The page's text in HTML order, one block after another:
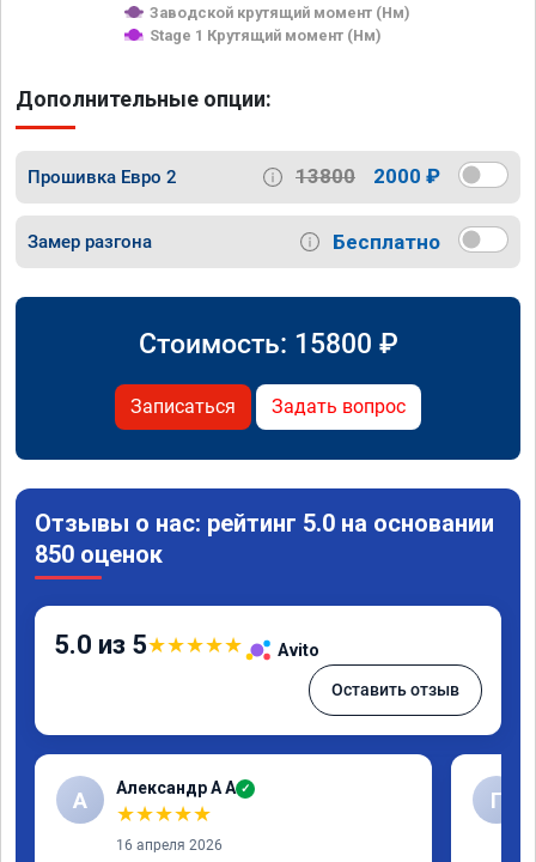
Заводской крутящий момент (Нм)
Stage 1 Крутящий момент (Нм)
Дополнительные опции:
Прошивка Евро 2 13800 2000 ₽
Замер разгона Бесплатно
Стоимость: 15800 ₽
Записаться Задать вопрос
Отзывы о нас: рейтинг 5.0 на основании
850 оценок
5.0 из 5★★★★★ Avito
Оставить отзыв
А Александр А А ✓
★★★★★
16 апреля 2026
Г